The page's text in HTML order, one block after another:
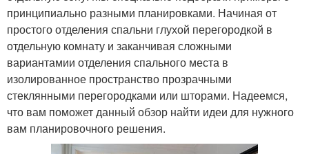
принципиально разными планировками. Начиная от
простого отделения спальни глухой перегородкой в
отдельную комнату и заканчивая сложными
вариантамии отделения спального места в
изолированное пространство прозрачными
стеклянными перегородками или шторами. Надеемся,
что вам поможет данный обзор найти идеи для нужного
вам планировочного решения.